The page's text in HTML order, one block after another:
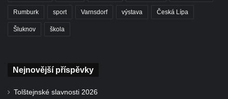
Rumburk sport Varnsdorf výstava Česká Lípa
Šluknov škola
Nejnovější příspěvky
Tolštejnské slavnosti 2026